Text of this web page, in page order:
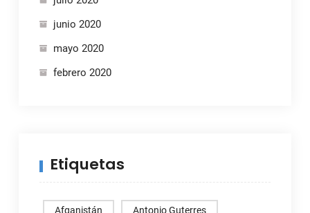
junio 2020
mayo 2020
febrero 2020
Etiquetas
Afganistán Antonio Guterres